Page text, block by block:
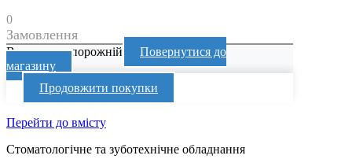
0
Замовлення
Ваш кошик порожній
Повернутися до
магазину
Продовжити покупки
Перейти до вмісту
Стоматологічне та зуботехнічне обладнання